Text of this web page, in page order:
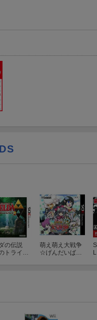
の伝説
トライフ
萌え萌え大戦争
☆げんだいばー